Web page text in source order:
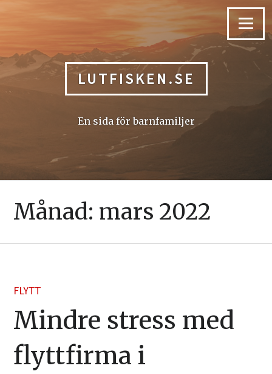
Menu
LUTFISKEN.SE
En sida för barnfamiljer
Månad: mars 2022
FLYTT
Mindre stress med
flyttfirma i